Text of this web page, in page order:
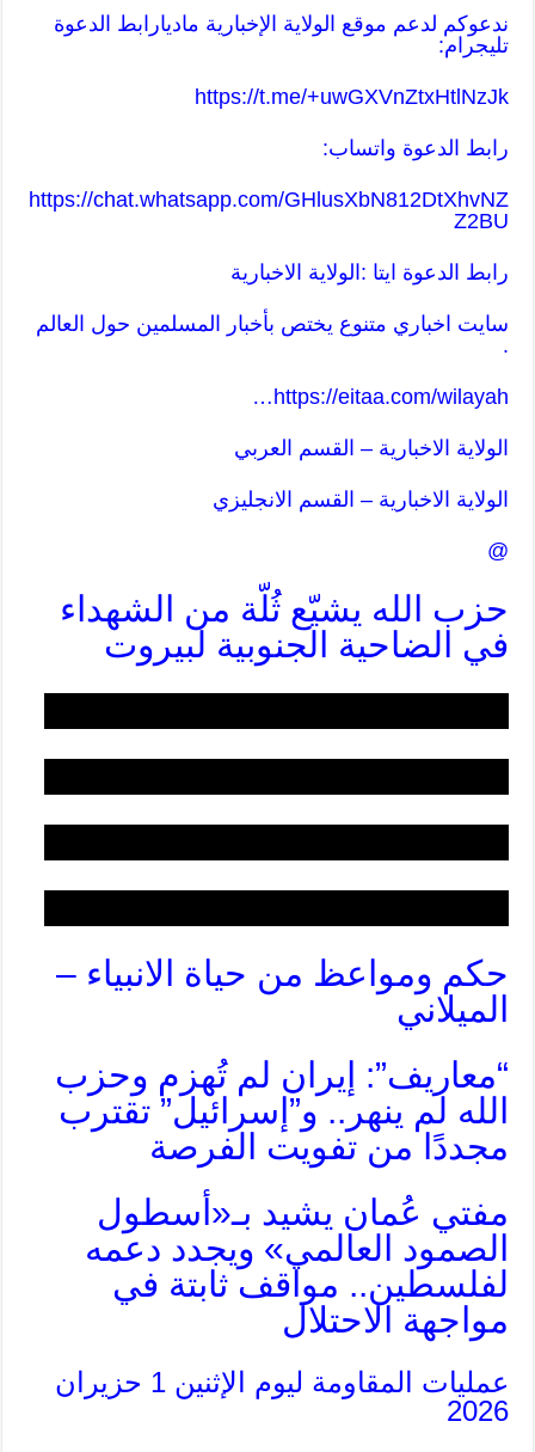
ندعوكم لدعم موقع الولاية الإخبارية ماديارابط الدعوة
تليجرام:
https://t.me/+uwGXVnZtxHtlNzJk
رابط الدعوة واتساب:
https://chat.whatsapp.com/GHlusXbN812DtXhvNZ
Z2BU
رابط الدعوة ايتا :الولاية الاخبارية
سايت اخباري متنوع يختص بأخبار المسلمين حول العالم
.
https://eitaa.com/wilayah
…
الولاية الاخبارية – القسم العربي
الولاية الاخبارية – القسم ا لانجليزي
@
حزب الله يشيّع ثُلّة من الشهداء
في الضاحية الجنوبية لبيروت
حكم ومواعظ من حياة الانبياء –
الميلاني
“معاريف”: إيران لم تُهزم وحزب
الله لم ينهر.. و”إسرائيل” تقترب
مجددًا من تفويت الفرصة
مفتي عُمان يشيد بـ«أسطول
الصمود العالمي» ويجدد دعمه
لفلسطين.. مواقف ثابتة في
مواجهة الاحتلال
عمليات المقاومة ليوم الإثنين 1 حزيران
2026